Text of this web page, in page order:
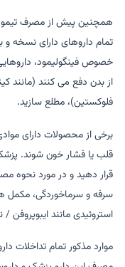
همچنین پیش از مصرف
تمام داروهای دارای نسخه
خصوص فینگولیمود،
فلوکستین)، مطلع سازید.
برخی از محصولات دارای
قلب یا فشار خون شوند.
قرار دهید و در مورد نحوه
سرفه و سرماخوردگی، مکمل
استروئیدی مانند ایبوپروفن
موارد مذکور تمام تداخلات